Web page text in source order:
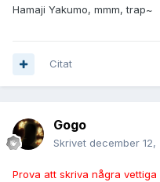
Hamaji Yakumo, mmm, trap~
Citat
Gogo
Skrivet december 12,
Prova att skriva några